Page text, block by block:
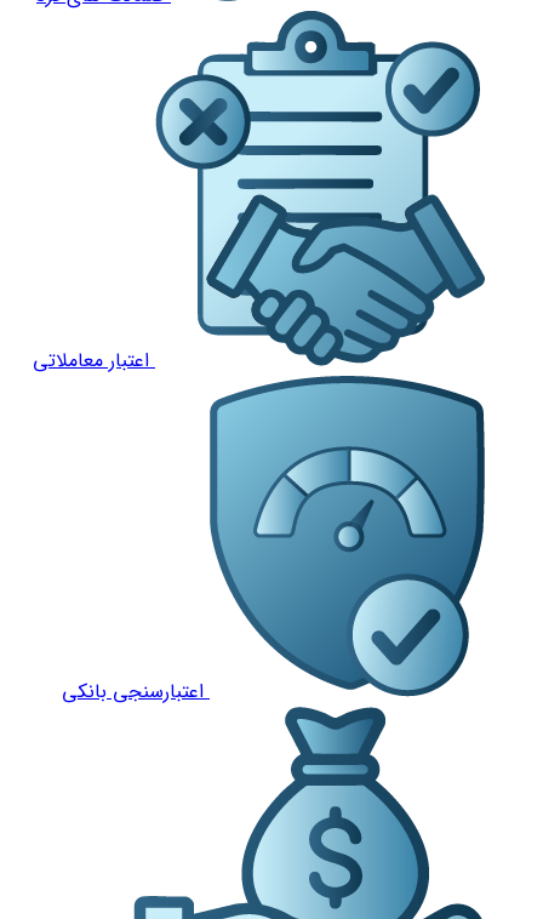
اعتبار معاملاتی
اعتبارسنجی بانکی